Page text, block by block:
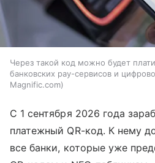
Через такой код можно будет
банковских pay-сервисов и
Magnific.com
С 1 сентября 2026 года
платежный QR-код. К нему
все банки, которые уже